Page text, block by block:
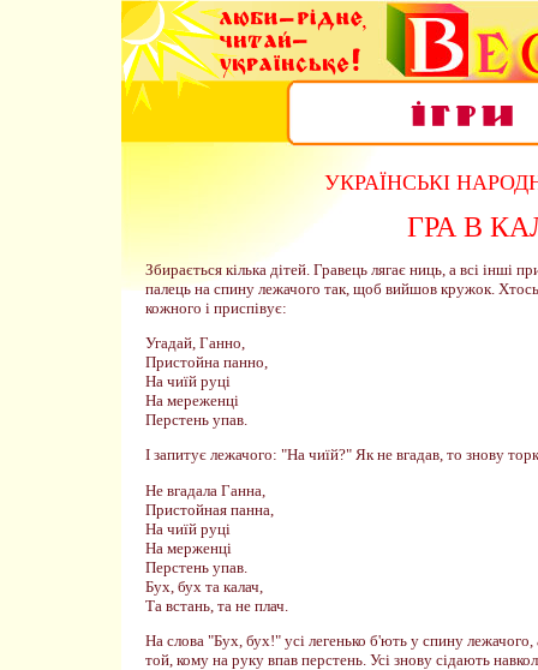
УКРАЇНСЬКІ
ГРА В
Збирається кілька дітей. Гравець лягає ниць, а всі інші
палець на спину лежачого так, щоб вийшов кружок. Хтось
кожного і приспівує:
Угадай, Ганно,
Пристойна панно,
На чиїй руці
На мереженці
Перстень упав.
І запитує лежачого: "На чиїй?" Як не вгадав, то знову
Не вгадала Ганна,
Пристойная панна,
На чиїй руці
На мерженці
Перстень упав.
Бух, бух та калач,
Та встань, та не плач.
На слова "Бух, бух!" усі легенько б'ють у спину лежачого,
той, кому на руку впав перстень. Усі знову сідають